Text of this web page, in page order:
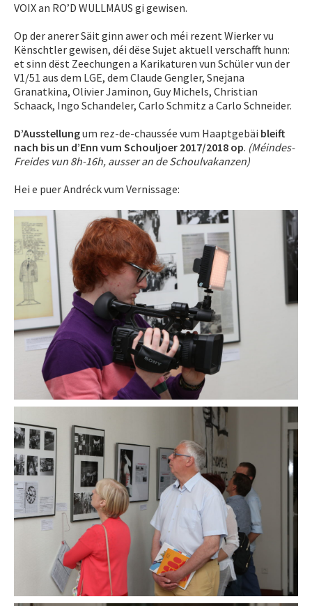
VOIX an RO’D WULLMAUS gi gewisen.
Op der anerer Säit ginn awer och méi rezent Wierker vu
Kënschtler gewisen, déi dëse Sujet aktuell verschafft hunn:
et sinn dëst Zeechungen a Karikaturen vun Schüler vun der
V1/51 aus dem LGE, dem Claude Gengler, Snejana
Granatkina, Olivier Jaminon, Guy Michels, Christian
Schaack, Ingo Schandeler, Carlo Schmitz a Carlo Schneider.
D’Ausstellungum rez-de-chaussée vum Haaptgebäi bleift
nach bis un d’Enn vum Schouljoer 2017/2018 op. (Méindes-
Freides vun 8h-16h, ausser an de Schoulvakanzen)
Hei e puer Andréck vum Vernissage: